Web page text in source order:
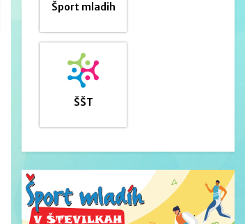
Šport mladih
ŠŠT